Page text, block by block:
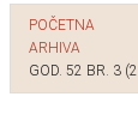
POČETNA
ARHIVA
GOD. 52 BR. 3